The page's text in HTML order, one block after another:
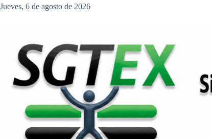
Saltar
Jueves, 6 de agosto de 2026